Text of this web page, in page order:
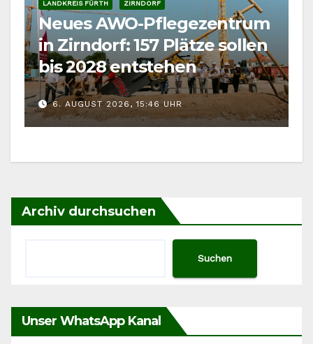
LANDKREIS FÜRTH ZIRNDORF
Neues AWO-Pflegezentrum
in Zirndorf: 157 Plätze sollen
bis 2028 entstehen
6. AUGUST 2026, 15:46 UHR
Archiv durchsuchen
Suchen
Unser WhatsApp Kanal